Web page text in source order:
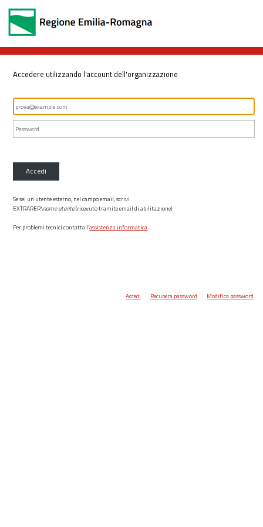
Accedere utilizzando l'account dell'organizzazione
Accedi
Se sei un utente esterno, nel campo email, scrivi
EXTRARER\nome utente(ricevuto tramite email di abilitazione)
Per problemi tecnici contatta l’assistenza informatica.
Accedi Recupera password Modifica password